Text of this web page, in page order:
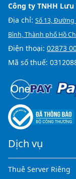
Công ty TNHH Lưu
Địa chỉ: Số 13, Đường
Bình, Thành phố Hồ
Điện thoại: 02873
Mã số thuế:
Dịch vụ
Thuê Server Riêng